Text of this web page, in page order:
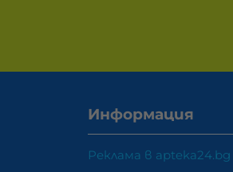
Информация
Реклама в apteka24.bg